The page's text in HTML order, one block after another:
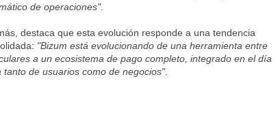
de operaciones".
destaca que esta evolución responde a una tendencia
"Bizum está evolucionando de una herramienta entre
a un ecosistema de pago completo, integrado en el día
tanto de usuarios como de negocios".